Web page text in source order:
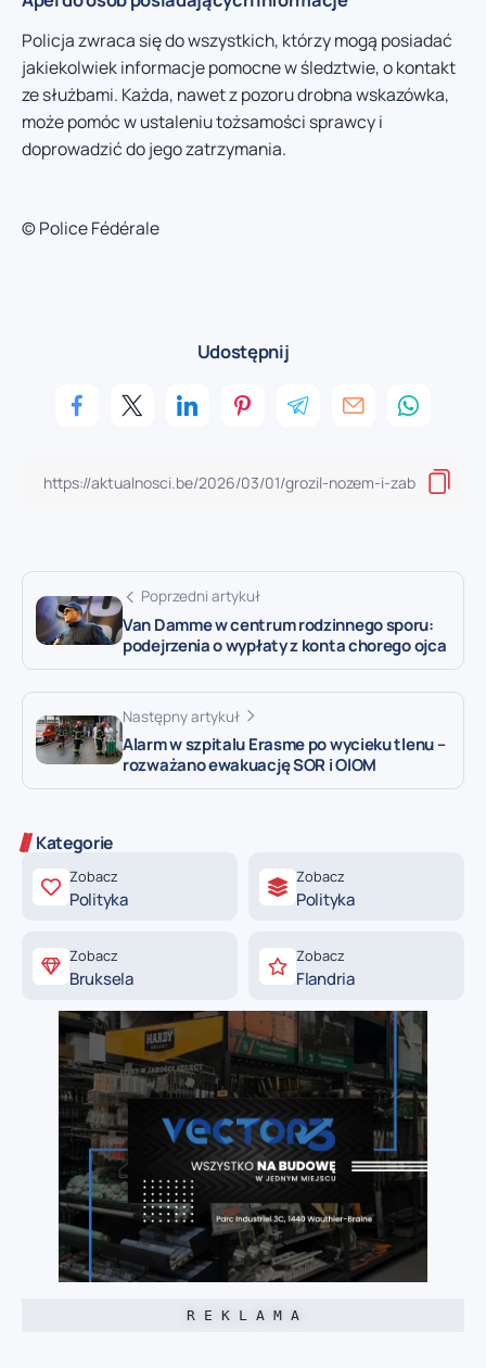
Policja zwraca się do wszystkich, którzy mogą posiadać
jakiekolwiek informacje pomocne w śledztwie, o kontakt
ze służbami. Każda, nawet z pozoru drobna wskazówka,
może pomóc w ustaleniu tożsamości sprawcy i
doprowadzić do jego zatrzymania.
© Police Fédérale
Udostępnij
Poprzedni artykuł
Van Damme w centrum rodzinnego sporu:
podejrzenia o wypłaty z konta chorego ojca
Następny artykuł
Alarm w szpitalu Erasme po wycieku tlenu –
rozważano ewakuację SOR i OIOM
Kategorie
Zobacz
Polityka
Zobacz
Polityka
Zobacz
Bruksela
Zobacz
Flandria
R E K L A M A